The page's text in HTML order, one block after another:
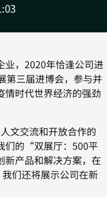
业，2020年恰逢公司进
第三届进博会，参与并
情时代世界经济的强劲
文交流和开放合作的
们的“双展厅：500平
产品和解决方案，在
们还将展示公司在新